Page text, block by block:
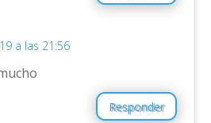
a las 21:56
Responder